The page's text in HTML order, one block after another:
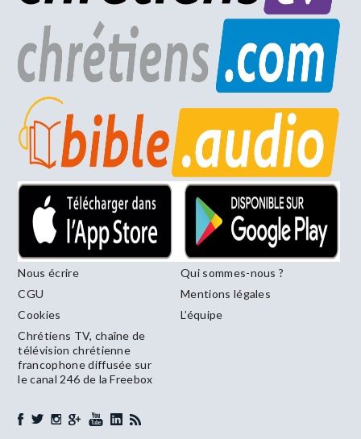
Nous écrire
Qui sommes-nous ?
CGU
Mentions légales
Cookies
L’équipe
Chrétiens TV, chaîne de
télévision chrétienne
francophone diffusée sur
le canal 246 de la Freebox